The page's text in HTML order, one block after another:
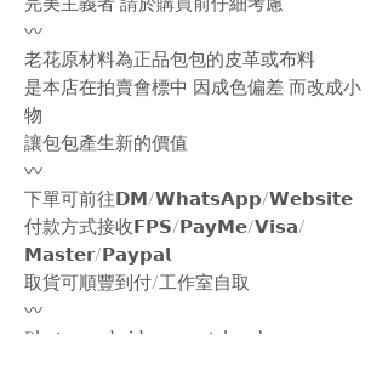
〰️
老花原材料為正品包包的皮革或布料
是本店在拍賣會標中 因成色偏差 而改成小
物
讓包包產生新的價值
〰️
下單可前往𝗗𝗠/𝗪𝗵𝗮𝘁𝘀𝗔𝗽𝗽/𝗪𝗲𝗯𝘀𝗶𝘁𝗲
付款方式接收𝗙𝗣𝗦/𝗣𝗮𝘆𝗠𝗲/𝗩𝗶𝘀𝗮/
𝗠𝗮𝘀𝘁𝗲𝗿/𝗣𝗮𝘆𝗽𝗮𝗹
取貨可順豐到付/工作室自取
〰️
Photos and videos are taken by